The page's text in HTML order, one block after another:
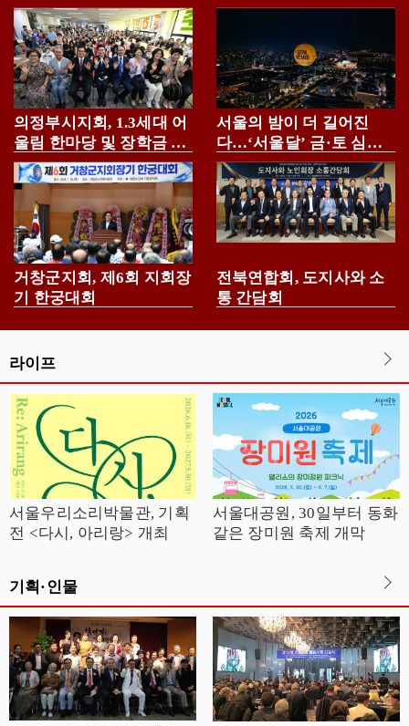
의정부시지회, 1.3세대 어
울림 한마당 및 장학금 전
달식 개최
서울의 밤이 더 길어진
다…‘서울달’ 금·토 심야
운영
거창군지회, 제6회 지회장
기 한궁대회
전북연합회, 도지사와 소
통 간담회
라이프
서울우리소리박물관, 기획
전 <다시, 아리랑> 개최
서울대공원, 30일부터 동화
같은 장미원 축제 개막
기획·인물